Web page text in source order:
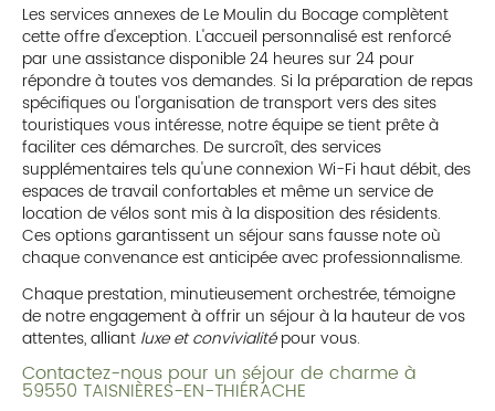
Les services annexes de Le Moulin du Bocage complètent
cette offre d'exception. L'accueil personnalisé est renforcé
par une assistance disponible 24 heures sur 24 pour
répondre à toutes vos demandes. Si la préparation de repas
spécifiques ou l'organisation de transport vers des sites
touristiques vous intéresse, notre équipe se tient prête à
faciliter ces démarches. De surcroît, des services
supplémentaires tels qu'une connexion Wi-Fi haut débit, des
espaces de travail confortables et même un service de
location de vélos sont mis à la disposition des résidents.
Ces options garantissent un séjour sans fausse note où
chaque convenance est anticipée avec professionnalisme.
Chaque prestation, minutieusement orchestrée, témoigne
de notre engagement à offrir un séjour à la hauteur de vos
attentes, alliant luxe et convivialitépour vous.
Contactez-nous pour un séjour de charme à
59550 TAISNIÈRES-EN-THIÉRACHE